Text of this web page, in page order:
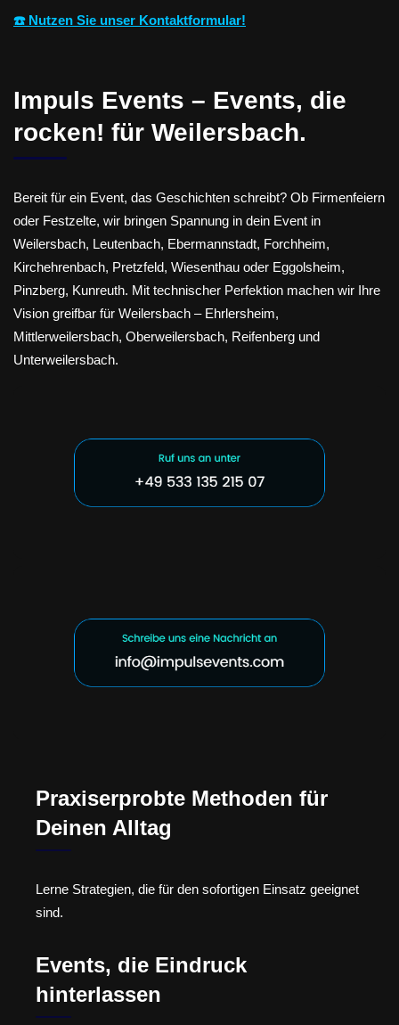
☎️ Nutzen Sie unser Kontaktformular!
Impuls Events – Events, die
rocken! für Weilersbach.
Bereit für ein Event, das Geschichten schreibt? Ob Firmenfeiern
oder Festzelte, wir bringen Spannung in dein Event in
Weilersbach, Leutenbach, Ebermannstadt, Forchheim,
Kirchehrenbach, Pretzfeld, Wiesenthau oder Eggolsheim,
Pinzberg, Kunreuth. Mit technischer Perfektion machen wir Ihre
Vision greifbar für Weilersbach – Ehrlersheim,
Mittlerweilersbach, Oberweilersbach, Reifenberg und
Unterweilersbach.
Praxiserprobte Methoden für
Deinen Alltag
Lerne Strategien, die für den sofortigen Einsatz geeignet
sind.
Events, die Eindruck
hinterlassen